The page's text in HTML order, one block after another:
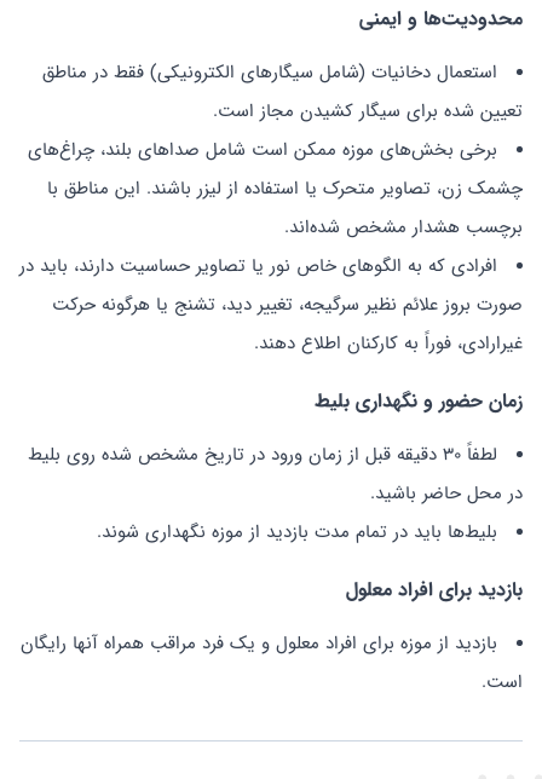
محدودیت‌ها و ایمنی
استعمال دخانیات (شامل سیگارهای الکترونیکی) فقط در مناطق
تعیین شده برای سیگار کشیدن مجاز است.
برخی بخش‌های موزه ممکن است شامل صداهای بلند، چراغ‌های
چشمک زن، تصاویر متحرک یا استفاده از لیزر باشند. این مناطق با
برچسب هشدار مشخص شده‌اند.
افرادی که به الگوهای خاص نور یا تصاویر حساسیت دارند، باید در
صورت بروز علائم نظیر سرگیجه، تغییر دید، تشنج یا هرگونه حرکت
غیرارادی، فوراً به کارکنان اطلاع دهند.
زمان حضور و نگهداری بلیط
لطفاً 30 دقیقه قبل از زمان ورود در تاریخ مشخص شده روی بلیط
در محل حاضر باشید.
بلیط‌ها باید در تمام مدت بازدید از موزه نگهداری شوند.
بازدید برای افراد معلول
بازدید از موزه برای افراد معلول و یک فرد مراقب همراه آنها رایگان
است.